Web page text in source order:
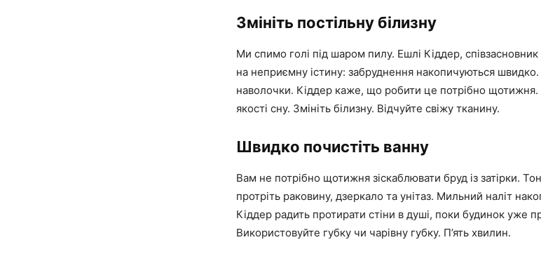
Змініть постільну білизну
Ми спимо голі під шаром пилу. Ешлі Кіддер,
на неприємну істину: забруднення накопичуються швидко.
наволочки. Кіддер каже, що робити це потрібно щотижня.
якості сну. Змініть білизну. Відчуйте свіжу тканину.
Швидко почистіть ванну
Вам не потрібно щотижня зіскаблювати бруд із затірки.
протріть раковину, дзеркало та унітаз. Мильний наліт
Кіддер радить протирати стіни в душі, поки будинок уже
Використовуйте губку чи чарівну губку. П’ять хвилин.